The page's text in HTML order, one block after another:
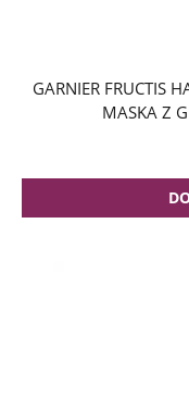
GARNIER FRUCTIS
MASKA Z